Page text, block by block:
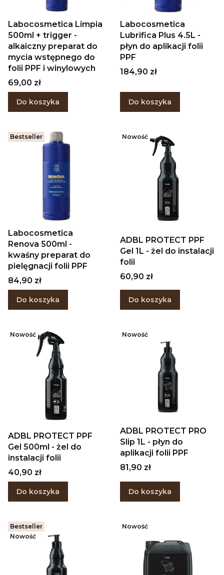
Labocosmetica Limpia
500ml + trigger -
alkaiczny preparat do
mycia wstępnego do
folii PPF i winylowych
Cena
69,00 zł
Do koszyka
Labocosmetica
Lubrifica Plus 4.5L -
płyn do aplikacji folii
PPF
Cena
184,90 zł
Do koszyka
Bestseller
Labocosmetica
Renova 500ml -
kwaśny preparat do
pielęgnacji folii PPF
Cena
84,90 zł
Do koszyka
Nowość
ADBL PROTECT PPF
Gel 1L - żel do instalacji
folii
Cena
60,90 zł
Do koszyka
Nowość
ADBL PROTECT PPF
Gel 500ml - żel do
instalacji folii
Cena
40,90 zł
Do koszyka
Nowość
ADBL PROTECT PRO
Slip 1L - płyn do
aplikacji folii PPF
Cena
81,90 zł
Do koszyka
Bestseller
Nowość
Nowość